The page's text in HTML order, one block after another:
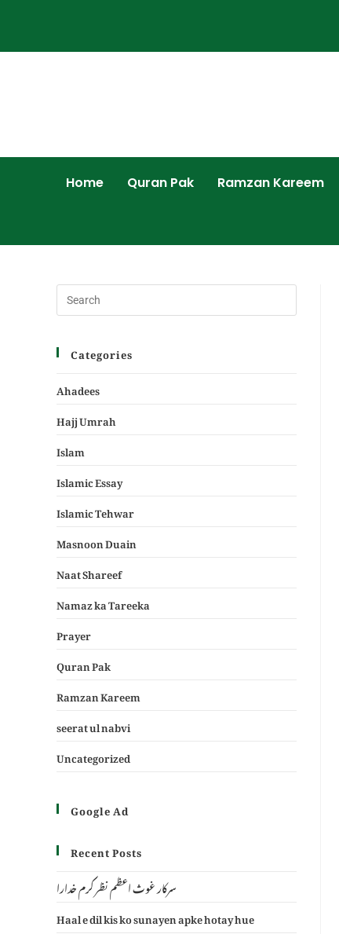
Home Quran Pak Ramzan Kareem
Categories
Ahadees
Hajj Umrah
Islam
Islamic Essay
Islamic Tehwar
Masnoon Duain
Naat Shareef
Namaz ka Tareeka
Prayer
Quran Pak
Ramzan Kareem
seerat ul nabvi
Uncategorized
Google Ad
Recent Posts
سرکار غوث اعظم نظر کرم خدارا
Haal e dil kis ko sunayen apke hotay hue